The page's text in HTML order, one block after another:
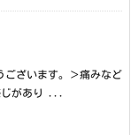
ざいます。＞痛みなど
じがあり ...